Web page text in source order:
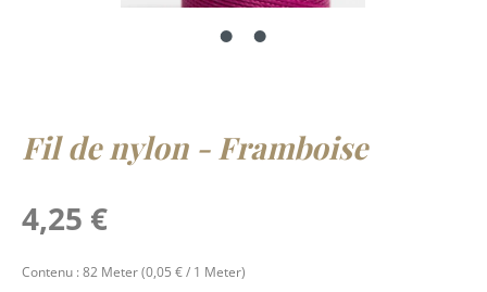
Fil de nylon - Framboise
Prix régulier :
4,25 €
Contenu : 82 Meter(0,05 € / 1 Meter)